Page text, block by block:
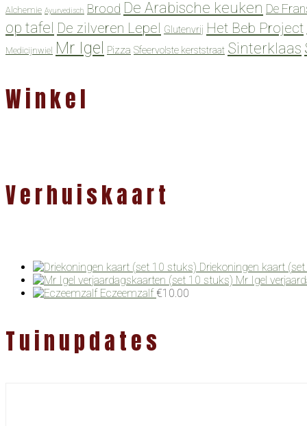
Alchemie Ayurvedisch Brood De Arabische keuken De
op tafel De zilveren Lepel Glutenvrij Het Beb Project
Medicijnwiel Mr Igel Pizza Sfeervolste kerststraat Sinterklaas
Winkel
Verhuiskaart
Driekoningen kaart
Mr Igel
Eczeemzalf €10.00
Tuinupdates